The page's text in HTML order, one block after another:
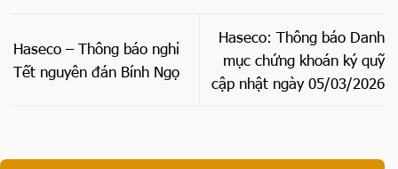
Haseco – Thông báo nghỉ
Tết nguyên đán Bính Ngọ
Haseco: Thông báo Danh
mục chứng khoán ký quỹ
cập nhật ngày 05/03/2026